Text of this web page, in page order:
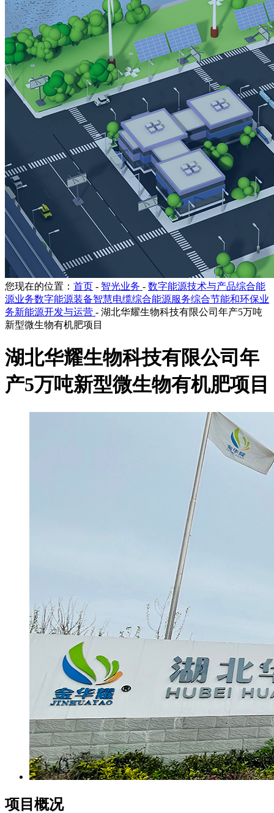
您现在的位置： 首页 - 智光业务 - 数字能源技术与产品综合能
源业务数字能源装备智慧电缆综合能源服务综合节能和环保业
务新能源开发与运营 - 湖北华耀生物科技有限公司年产5万吨
新型微生物有机肥项目
湖北华耀生物科技有限公司年
产5万吨新型微生物有机肥项目
项目概况